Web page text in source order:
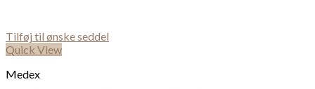
Tilføj til ønske seddel
Quick View
Medex